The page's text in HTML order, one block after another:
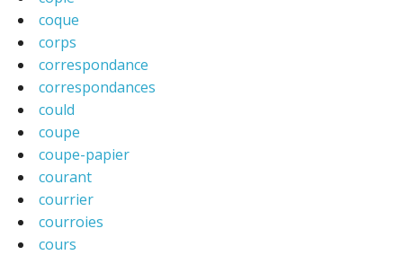
coque
corps
correspondance
correspondances
could
coupe
coupe-papier
courant
courrier
courroies
cours